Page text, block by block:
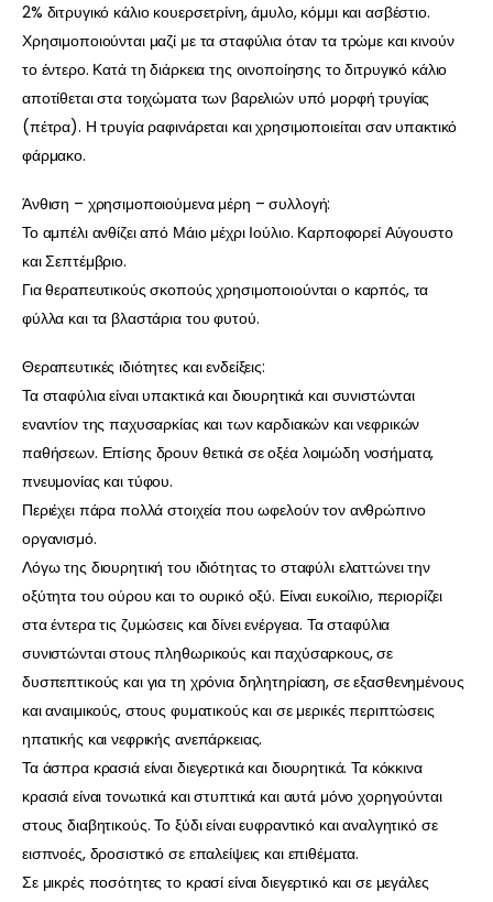
2% διτρυγικό κάλιο κουερσετρίνη, άμυλο, κόμμι και ασβέστιο.
Χρησιμοποιούνται μαζί με τα σταφύλια όταν τα τρώμε και κινούν
το έντερο. Κατά τη διάρκεια της οινοποίησης το διτρυγικό κάλιο
αποτίθεται στα τοιχώματα των βαρελιών υπό μορφή τρυγίας
(πέτρα). Η τρυγία ραφινάρεται και χρησιμοποιείται σαν υπακτικό
φάρμακο.
Άνθιση – χρησιμοποιούμενα μέρη – συλλογή:
Το αμπέλι ανθίζει από Μάιο μέχρι Ιούλιο. Καρποφορεί Αύγουστο
και Σεπτέμβριο.
Για θεραπευτικούς σκοπούς χρησιμοποιούνται ο καρπός, τα
φύλλα και τα βλαστάρια του φυτού.
Θεραπευτικές ιδιότητες και ενδείξεις:
Τα σταφύλια είναι υπακτικά και διουρητικά και συνιστώνται
εναντίον της παχυσαρκίας και των καρδιακών και νεφρικών
παθήσεων. Επίσης δρουν θετικά σε οξέα λοιμώδη νοσήματα,
πνευμονίας και τύφου.
Περιέχει πάρα πολλά στοιχεία που ωφελούν τον ανθρώπινο
οργανισμό.
Λόγω της διουρητική του ιδιότητας το σταφύλι ελαττώνει την
οξύτητα του ούρου και το ουρικό οξύ. Είναι ευκοίλιο, περιορίζει
στα έντερα τις ζυμώσεις και δίνει ενέργεια. Τα σταφύλια
συνιστώνται στους πληθωρικούς και παχύσαρκους, σε
δυσπεπτικούς και για τη χρόνια δηλητηρίαση, σε εξασθενημένους
και αναιμικούς, στους φυματικούς και σε μερικές περιπτώσεις
ηπατικής και νεφρικής ανεπάρκειας.
Τα άσπρα κρασιά είναι διεγερτικά και διουρητικά. Τα κόκκινα
κρασιά είναι τονωτικά και στυπτικά και αυτά μόνο χορηγούνται
στους διαβητικούς. Το ξύδι είναι ευφραντικό και αναλγητικό σε
εισπνοές, δροσιστικό σε επαλείψεις και επιθέματα.
Σε μικρές ποσότητες το κρασί είναι διεγερτικό και σε μεγάλες